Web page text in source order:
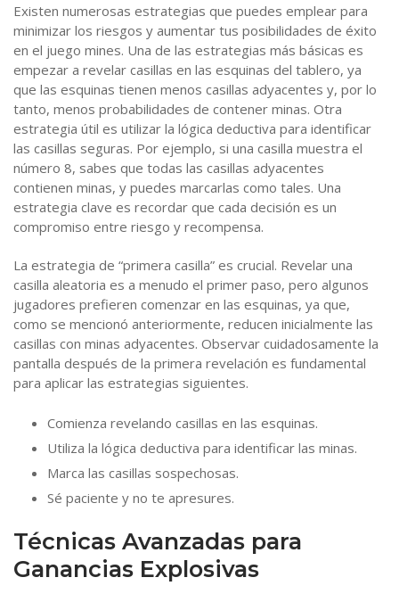
Existen numerosas estrategias que puedes emplear para
minimizar los riesgos y aumentar tus posibilidades de éxito
en el juego mines. Una de las estrategias más básicas es
empezar a revelar casillas en las esquinas del tablero, ya
que las esquinas tienen menos casillas adyacentes y, por lo
tanto, menos probabilidades de contener minas. Otra
estrategia útil es utilizar la lógica deductiva para identificar
las casillas seguras. Por ejemplo, si una casilla muestra el
número 8, sabes que todas las casillas adyacentes
contienen minas, y puedes marcarlas como tales. Una
estrategia clave es recordar que cada decisión es un
compromiso entre riesgo y recompensa.
La estrategia de “primera casilla” es crucial. Revelar una
casilla aleatoria es a menudo el primer paso, pero algunos
jugadores prefieren comenzar en las esquinas, ya que,
como se mencionó anteriormente, reducen inicialmente las
casillas con minas adyacentes. Observar cuidadosamente la
pantalla después de la primera revelación es fundamental
para aplicar las estrategias siguientes.
Comienza revelando casillas en las esquinas.
Utiliza la lógica deductiva para identificar las minas.
Marca las casillas sospechosas.
Sé paciente y no te apresures.
Técnicas Avanzadas para
Ganancias Explosivas